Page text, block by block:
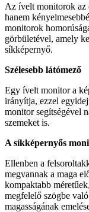
Az ívelt monitorok az
hanem
monitorok
görbületével, amely
síkképernyő.
Szélesebb látómező
Egy ívelt monitor a
irányítja, ezzel
monitor segítségével
szemeket is.
A síkképernyős
Ellenben a
megvannak a maga
kompaktabb
megfelelő szögbe
magasságának